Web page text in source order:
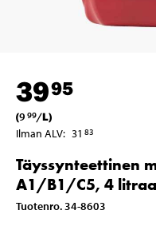
3995
(9 99/L)
Ilman ALV: 31 83
Täyssynteettinen
A1/B1/C5, 4 litraa
Tuotenro. 34-8603